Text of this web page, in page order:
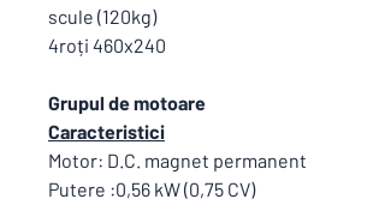
scule (120kg)
4roți 460x240
Grupul de motoare
Caracteristici
Motor: D.C. magnet permanent
Putere :0,56 kW (0,75 CV)